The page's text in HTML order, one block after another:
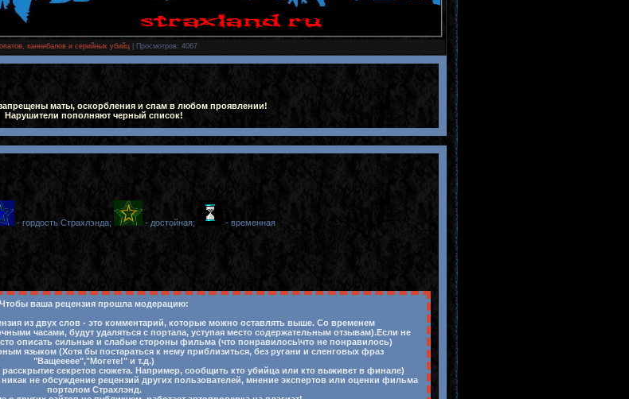
каннибалов и серийных убийц Просмотров: 4067
маты, оскорбления и спам в любом проявлении!
Нарушители пополняют черный список!
- гордость Страхлэнда; - достойная; - временная
Чтобы ваша рецензия прошла модерацию:
из двух слов - это комментарий, которые можно оставлять выше. Со временем
часами, будут удаляться с портала, уступая место содержательным отзывам).Если не
описать сильные и слабые стороны фильма (что понравилось\что не понравилось)
языком (Хотя бы постараться к нему приблизиться, без ругани и сленговых фраз
"Ващеееее","Могете!" и т.д.)
секретов сюжета. Например, сообщить кто убийца или кто выживет в финале)
не обсуждение рецензий других пользователей, мнение экспертов или оценки фильма
порталом Страхлэнд.